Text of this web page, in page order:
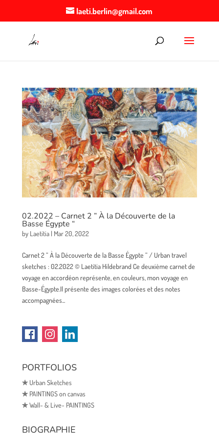
laeti.berlin@gmail.com
02.2022 – Carnet 2 ” À la Découverte de la
Basse Égypte “
by Laetitia| Mar 20, 2022
Carnet 2 ” À la Découverte de la Basse Égypte ” / Urban travel
sketches : 02.2022 © Laetitia Hildebrand Ce deuxième carnet de
voyage en accordéon représente, en couleurs, mon voyage en
Basse-Égypte.Il présente des images colorées et des notes
accompagnées...
PORTFOLIOS
✯Urban Sketches
✯PAINTINGS on canvas
✯Wall- & Live- PAINTINGS
BIOGRAPHIE